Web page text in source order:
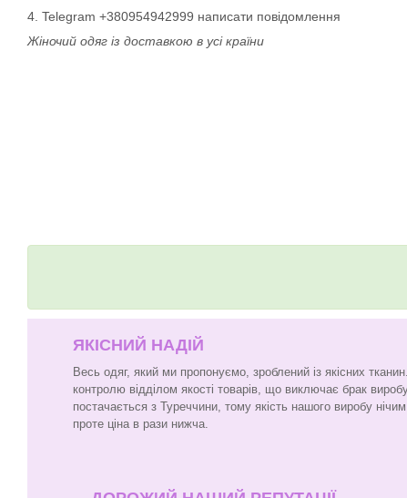
4. Telegram +380954942999 написати повідомлення
Жіночий одяг із доставкою в усі країни
ЯКІСНИЙ НАДІЙ
Весь одяг, який ми пропонуємо, зроблений із якісних
контролю відділом якості товарів, що виключає брак
постачається з Туреччини, тому якість нашого виробу нічим
проте ціна в рази нижча.